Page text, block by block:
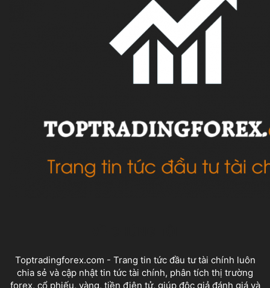
Toptradingforex.com - Trang tin tức đầu tư tài chính luôn
chia sẻ và cập nhật tin tức tài chính, phân tích thị trường
forex, cổ phiếu, vàng, tiền điện tử, giúp độc giả đánh giá và